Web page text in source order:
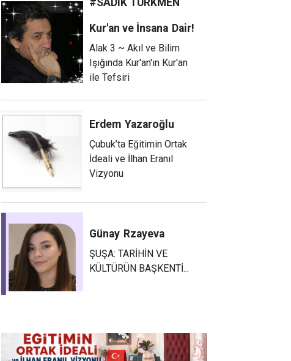
Kur'an ve İnsana Dair!
Alak 3 ~ Akıl ve Bilim
Işığında Kur'an'ın Kur'an
ile Tefsiri
Erdem Yazaroğlu
Çubuk’ta Eğitimin Ortak
İdeali ve İlhan Eranıl
Vizyonu
Günay Rzayeva
ŞUŞA: TARİHİN VE
KÜLTÜRÜN BAŞKENTİ...